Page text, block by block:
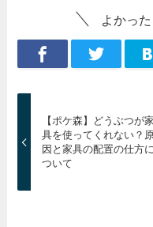
よかっ
【ポケ森】どうぶつが家
具を使ってくれない？
因と家具の配置の仕方に
ついて